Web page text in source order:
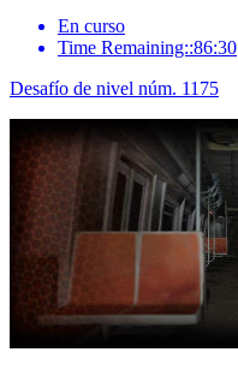
En curso
Time Remaining::86:30
Desafío de nivel núm. 1175